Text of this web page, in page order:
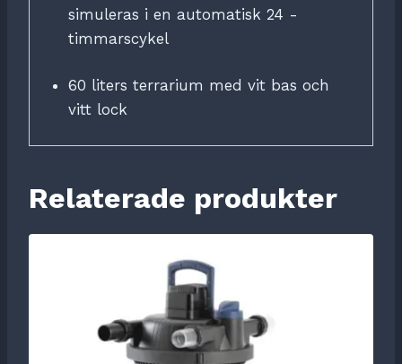
simuleras i en automatisk 24 -
timmarscykel
60 liters terrarium med vit bas och
vitt lock
Relaterade produkter